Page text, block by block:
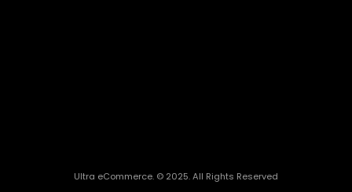
Ultra eCommerce. © 2025. All Rights Reserved